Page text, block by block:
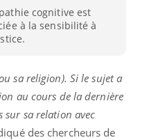
cognitive est
à la sensibilité à
sa religion). Si le sujet a
au cours de la dernière
sur sa relation avec
des chercheurs de